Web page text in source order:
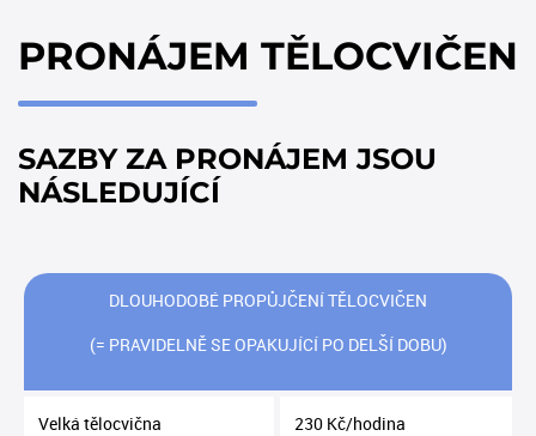
PRONÁJEM TĚLOCVIČEN
SAZBY ZA PRONÁJEM JSOU
NÁSLEDUJÍCÍ
DLOUHODOBÉ PROPŮJČENÍ TĚLOCVIČEN
(= PRAVIDELNĚ SE OPAKUJÍCÍ PO DELŠÍ DOBU)
Velká tělocvična 230 Kč/hodina